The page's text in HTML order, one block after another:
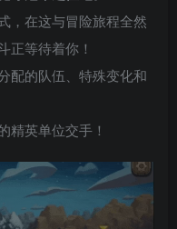
，在这与冒险旅程全然
正等待着你！
配的队伍、特殊变化和
英单位交手！